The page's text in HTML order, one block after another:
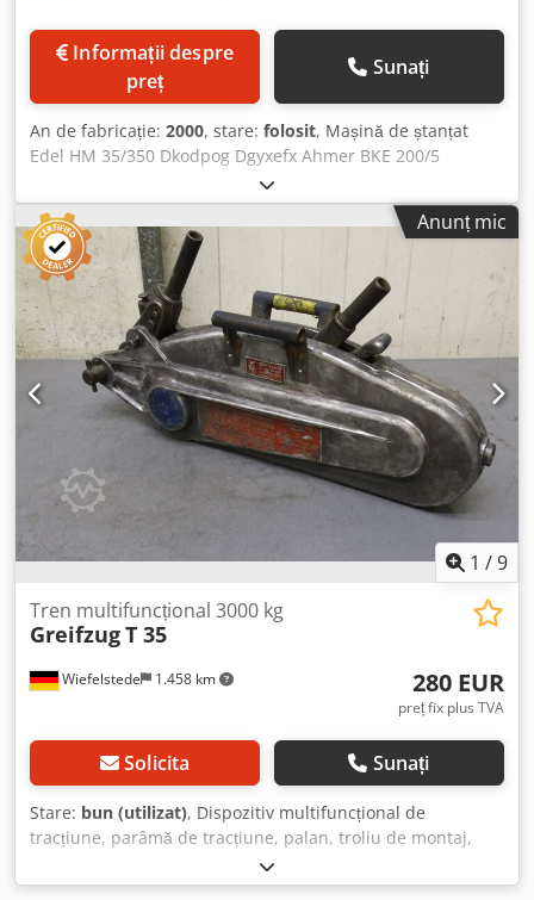
preț
Sunați
An de fabricație: 2000, stare: folosit, Mașină de ștanțat
Edel HM 35/350 Dkodpog Dgyxefx Ahmer BKE 200/5
Presiune maximă: 35 t Grosime maximă a tablei: 5 mm la
40 kp/mm²
Anunț mic
1 /9
Wiefelstede 1.458 km
Tren multifuncțional 3000 kg
GreifzugT 35
280 EUR
preț fix plus TVA
Solicita Sunați
Stare: bun (utilizat), Dispozitiv multifuncțional de
tracțiune, parâmă de tracțiune, palan, troliu de montaj,
troliu cu cablu, troliu universal cu cablu Dsdodvmbgjpfx
Ahmskr - Producător: Greifzug - Troliu cu cablu cu o